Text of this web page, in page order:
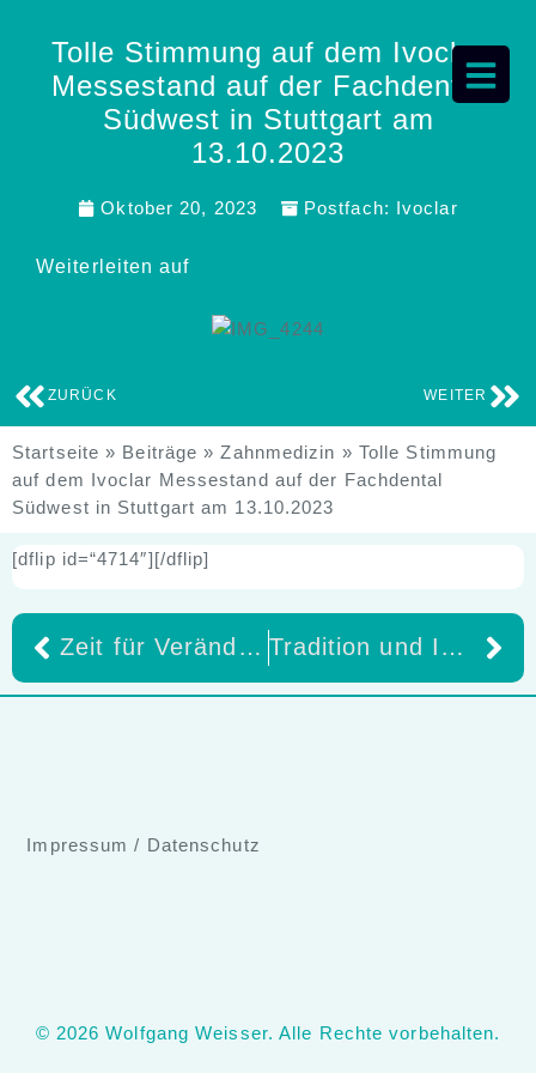
Tolle Stimmung auf dem Ivoclar
Messestand auf der Fachdental
Südwest in Stuttgart am
13.10.2023
Oktober 20, 2023 Postfach: Ivoclar
Weiterleiten auf
ZURÜCK WEITER
Startseite » Beiträge »Zahnmedizin » Tolle Stimmung
auf dem Ivoclar Messestand auf der Fachdental
Südwest in Stuttgart am 13.10.2023
[dflip id=“4714″][/dflip]
Zeit für Veränderungen- THE HUMBLE CO. Neuer Standard in der Prophylaxe Tradition und Innovation beim Bicon-Event in Düsseldorf
Impressum / Datenschutz
© 2026 Wolfgang Weisser. Alle Rechte vorbehalten.